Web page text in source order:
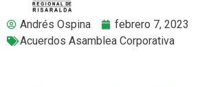
Andrés Ospina
febrero 7, 2023
Acuerdos Asamblea Corporativa